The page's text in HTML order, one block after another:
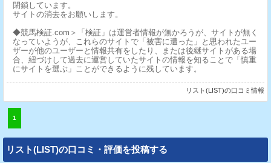
閉鎖しています。
サイトの消去をお願いします。
◆競馬検証.com＞「検証」は運営者情報が無かろうが、サイトが無く
なっていようが、これらのサイトで「被害に遭った」と思われたユー
ザーが他のユーザーと情報共有をしたり、または後継サイトがある場
合、紐づけして過去に運営していたサイトの情報を知ることで「慎重
にサイトを選ぶ」ことができるように残しています。
リスト(LIST)の口コミ情報
1
リスト(LIST)の口コミ・評価を投稿する